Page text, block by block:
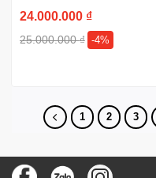
24.000.000 ₫
25.000.000₫ -4%
1 2 3